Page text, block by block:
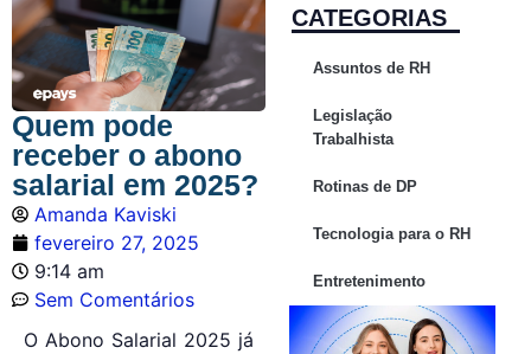
Quem pode
receber o abono
salarial em 2025?
Amanda Kaviski
fevereiro 27, 2025
9:14 am
Sem Comentários
O Abono Salarial 2025 já
CATEGORIAS
Assuntos de RH
Legislação
Trabalhista
Rotinas de DP
Tecnologia para o RH
Entretenimento